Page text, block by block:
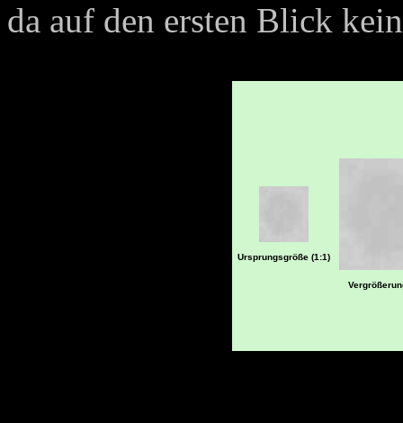
da auf den ersten Blick
Ursprungsgröße (1:1)